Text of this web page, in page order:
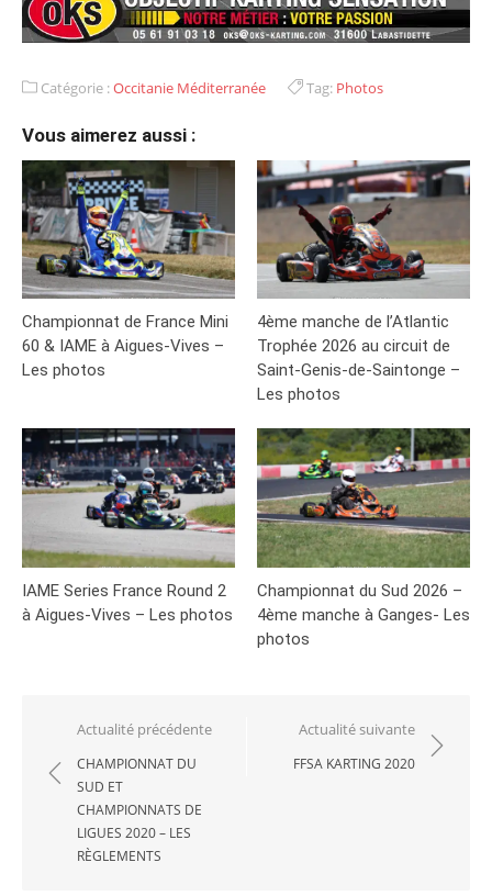
Catégorie :Occitanie Méditerranée Tag: Photos
Vous aimerez aussi :
Championnat de France Mini
60 & IAME à Aigues-Vives –
Les photos
4ème manche de l’Atlantic
Trophée 2026 au circuit de
Saint-Genis-de-Saintonge –
Les photos
IAME Series France Round 2
à Aigues-Vives – Les photos
Championnat du Sud 2026 –
4ème manche à Ganges- Les
photos
Navigation
de
l’article
Actualité précédente
CHAMPIONNAT DU
SUD ET
CHAMPIONNATS DE
LIGUES 2020 – LES
RÈGLEMENTS
Actualité suivante
FFSA KARTING 2020